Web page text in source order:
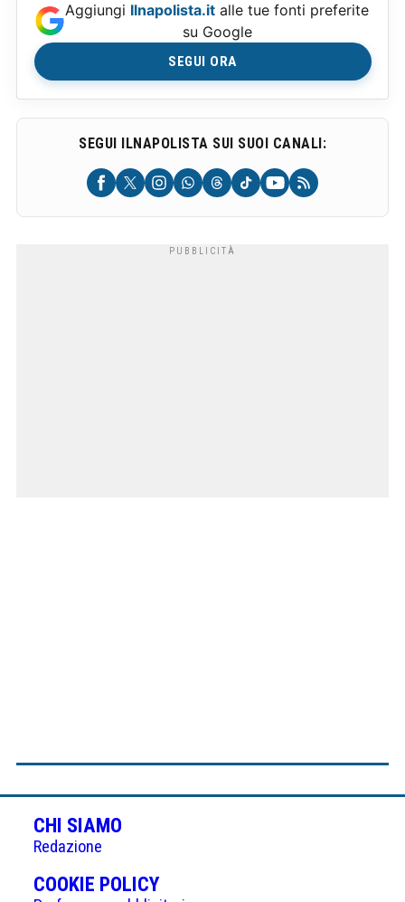
Aggiungi Ilnapolista.it alle tue fonti preferite
su Google
SEGUI ORA
SEGUI ILNAPOLISTA SUI SUOI CANALI:
CHI SIAMO
Redazione
COOKIE POLICY(APRE